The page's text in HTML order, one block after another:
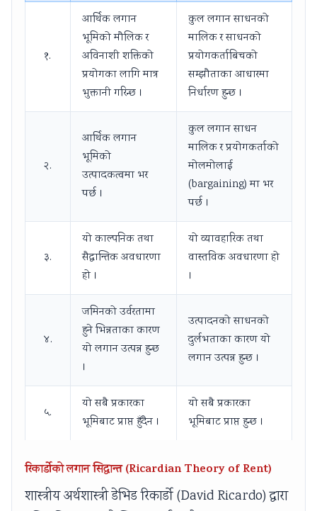
१.
आर्थिक लगान
भूमिको मौलिक र
अविनाशी शक्तिको
प्रयोगका लागि मात्र
भुक्तानी गरिन्छ ।
कुल लगान साधनको
मालिक र साधनको
प्रयोगकर्ताबिचको
सम्झौताका आधारमा
निर्धारण हुन्छ ।
२.
आर्थिक लगान
भूमिको
उत्पादकत्वमा भर
पर्छ ।
कुल लगान साधन
मालिक र प्रयोगकर्ताको
मोलमोलाई
(bargaining) मा भर
पर्छ ।
३.
यो काल्पनिक तथा
सैद्धान्तिक अवधारणा
हो ।
यो व्यावहारिक तथा
वास्तविक अवधारणा हो
।
४.
जमिनको उर्वरतामा
हुने भिन्नताका कारण
यो लगान उत्पन्न हुन्छ
।
उत्पादनको साधनको
दुर्लभताका कारण यो
लगान उत्पन्न हुन्छ ।
५.
यो सबै प्रकारका
भूमिबाट प्राप्त हुँदैन ।
यो सबै प्रकारका
भूमिबाट प्राप्त हुन्छ ।
रिकार्डोको लगान सिद्धान्त (Ricardian Theory of Rent)
शास्त्रीय अर्थशास्त्री डेभिड रिकार्डो (David Ricardo) द्वारा